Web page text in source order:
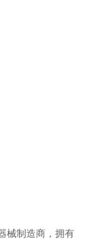
械制造商，拥有